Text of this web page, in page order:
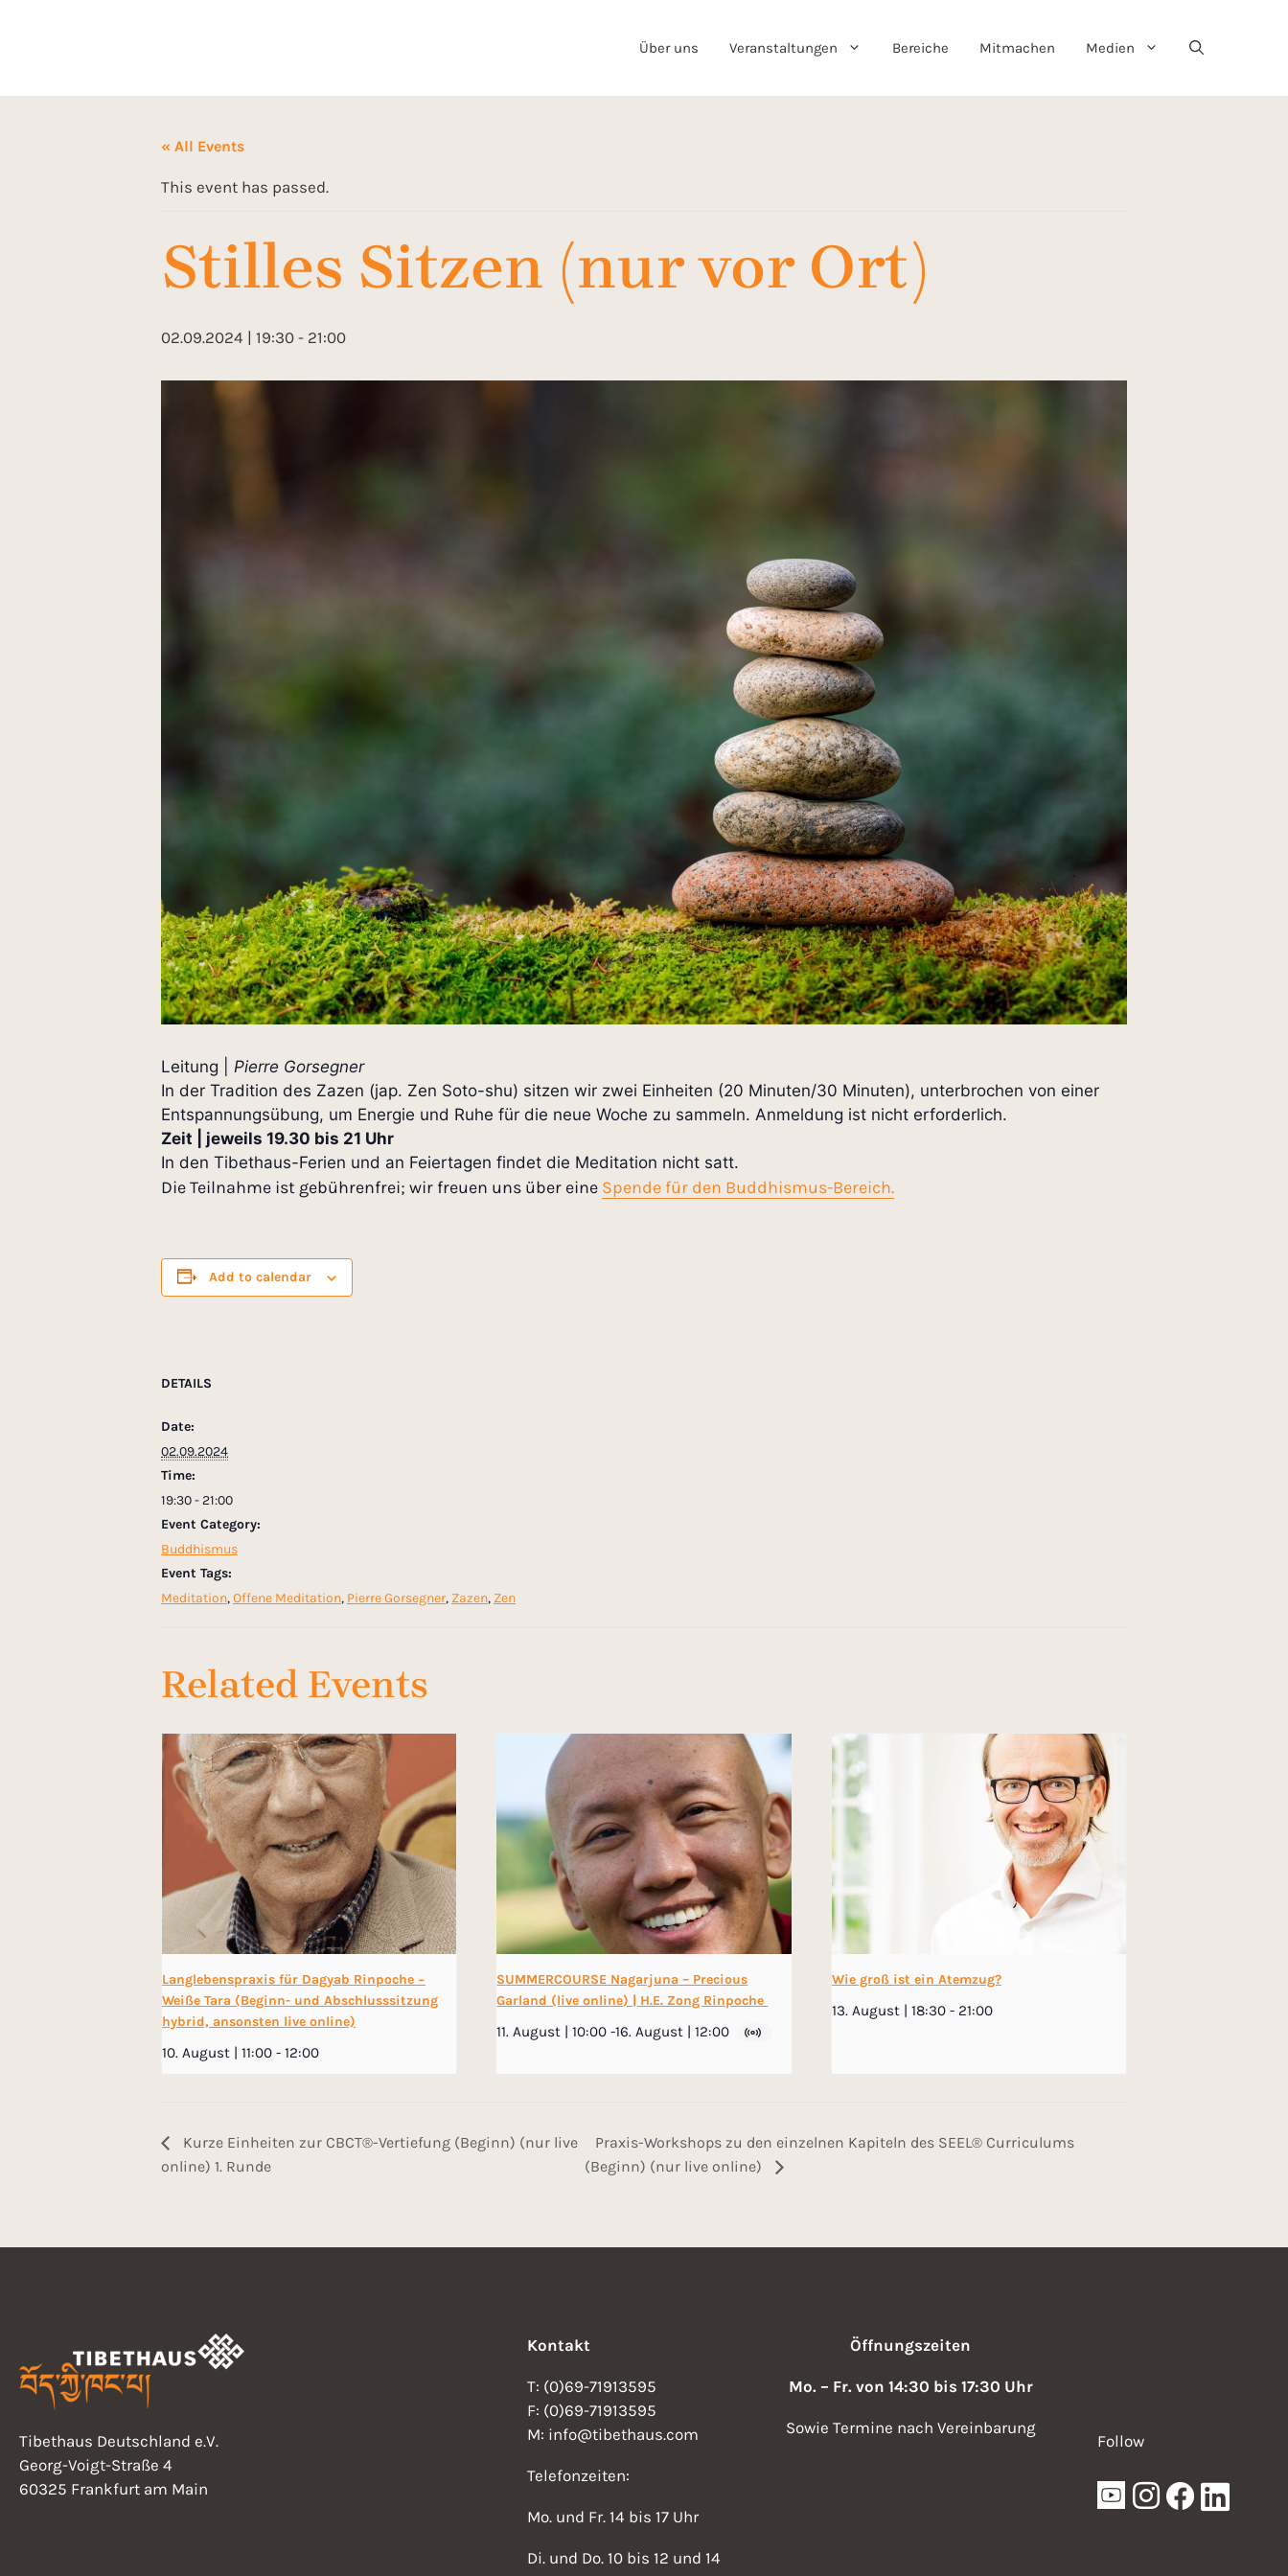
Über uns Veranstaltungen Bereiche Mitmachen Medien
« All Events
This event has passed.
Stilles Sitzen (nur vor Ort)
02.09.2024 | 19:30 - 21:00
Leitung | Pierre Gorsegner
In der Tradition des Zazen (jap. Zen Soto-shu) sitzen wir zwei Einheiten (20 Minuten/30 Minuten), unterbrochen von einer
Entspannungsübung, um Energie und Ruhe für die neue Woche zu sammeln. Anmeldung ist nicht erforderlich.
Zeit | jeweils 19.30 bis 21 Uhr
In den Tibethaus-Ferien und an Feiertagen findet die Meditation nicht satt.
Die Teilnahme ist gebührenfrei; wir freuen uns über eine Spende für den Buddhismus-Bereich.
Add to calendar
DETAILS
Date:
02.09.2024
Time:
19:30 - 21:00
Event Category:
Buddhismus
Event Tags:
Meditation,Offene Meditation, Pierre Gorsegner, Zazen, Zen
Related Events
Langlebenspraxis für Dagyab Rinpoche −
Weiße Tara (Beginn- und Abschlusssitzung
hybrid, ansonsten live online)
10. August | 11:00 - 12:00
SUMMERCOURSE Nagarjuna – Precious
Garland (live online) | H.E. Zong Rinpoche
11. August | 10:00 -16. August | 12:00
Wie groß ist ein Atemzug?
13. August | 18:30 - 21:00
Kurze Einheiten zur CBCT®-Vertiefung (Beginn) (nur live
online) 1. Runde
Praxis-Workshops zu den einzelnen Kapiteln des SEEL® Curriculums
(Beginn) (nur live online)
Tibethaus Deutschland e.V.
Georg-Voigt-Straße 4
60325 Frankfurt am Main
Kontakt
T: (0)69-71913595
F: (0)69-71913595
M: info@tibethaus.com
Telefonzeiten:
Mo. und Fr. 14 bis 17 Uhr
Di. und Do. 10 bis 12 und 14
Öffnungszeiten
Mo. – Fr. von 14:30 bis 17:30 Uhr
Sowie Termine nach Vereinbarung
Follow